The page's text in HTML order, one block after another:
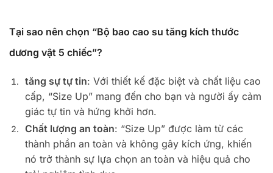
Tại sao nên chọn “Bộ bao cao su tăng kích thước
dương vật 5 chiếc”?
tăng sự tự tin: Với thiết kế đặc biệt và chất liệu cao
cấp, “Size Up” mang đến cho bạn và người ấy cảm
giác tự tin và hứng khởi hơn.
Chất lượng an toàn: “Size Up” được làm từ các
thành phần an toàn và không gây kích ứng, khiến
nó trở thành sự lựa chọn an toàn và hiệu quả cho